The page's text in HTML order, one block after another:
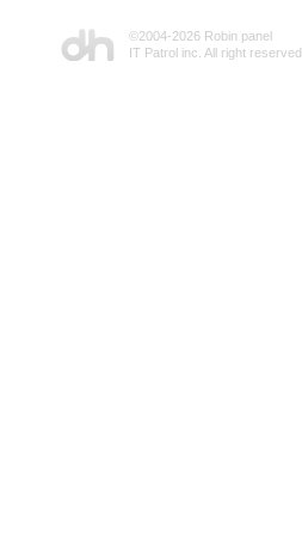
©2004-2026 Robin panel
IT Patrol inc. All right reserved.